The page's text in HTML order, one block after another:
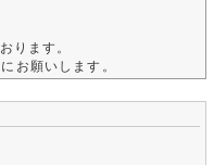
ります。
お願いします。